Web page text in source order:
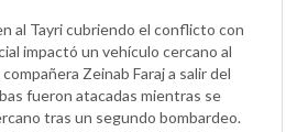
al Tayri cubriendo el conflicto con
impactó un vehículo cercano al
Zeinab Faraj a salir del
fueron atacadas mientras se
tras un segundo bombardeo.